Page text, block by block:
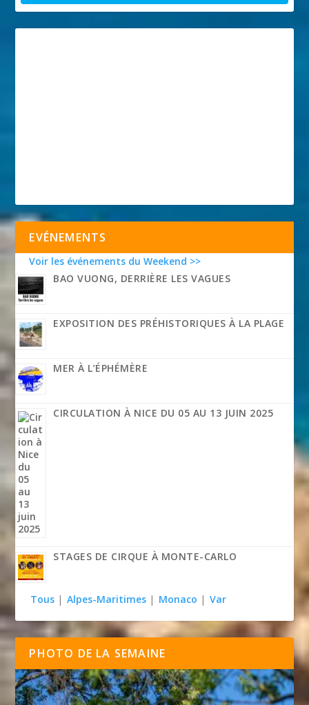
EVÉNEMENTS
Voir les événements du Weekend >>
BAO VUONG, DERRIÈRE LES VAGUES
EXPOSITION DES PRÉHISTORIQUES À LA PLAGE
MER À L’ÉPHÉMÈRE
CIRCULATION À NICE DU 05 AU 13 JUIN 2025
STAGES DE CIRQUE À MONTE-CARLO
Tous | Alpes-Maritimes | Monaco | Var
PHOTO DE LA SEMAINE